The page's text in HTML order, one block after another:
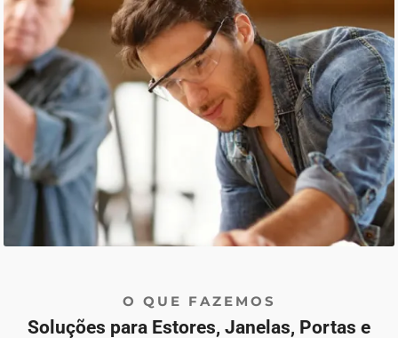
O QUE FAZEMOS
Soluções para Estores, Janelas, Portas e